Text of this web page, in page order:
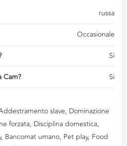
russa
Occasionale
Si
Cam? Si
slave, Dominazione
forzata, Disciplina domestica,
Bancomat umano, Pet play, Food